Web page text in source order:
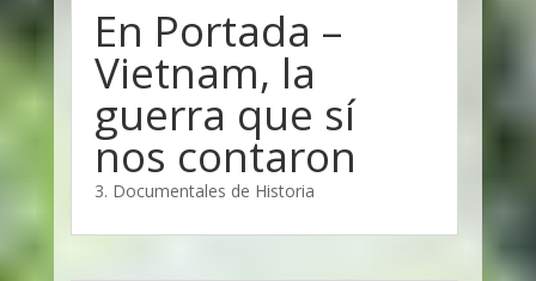
En Portada –
Vietnam, la
guerra que sí
nos contaron
3. Documentales de Historia